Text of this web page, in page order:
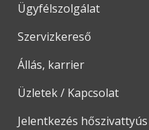
Ügyfélszolgálat
Szervizkereső
Állás, karrier
Üzletek / Kapcsolat
Jelentkezés